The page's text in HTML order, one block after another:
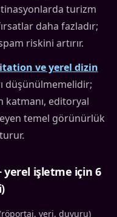
turizm
daha fazladır;
riskini artırır.
ve yerel dizin
düşünülmemelidir;
katmanı, editoryal
temel görünürlük
yerel işletme için 6
veri, duyuru)